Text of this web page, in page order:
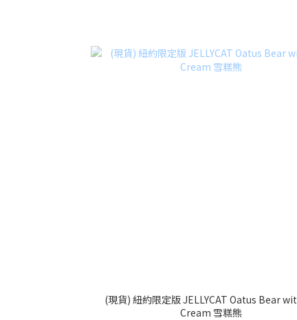
(現貨) 紐約限定版 JELLYCAT Oatus Bear with Ice
Cream 雪糕熊